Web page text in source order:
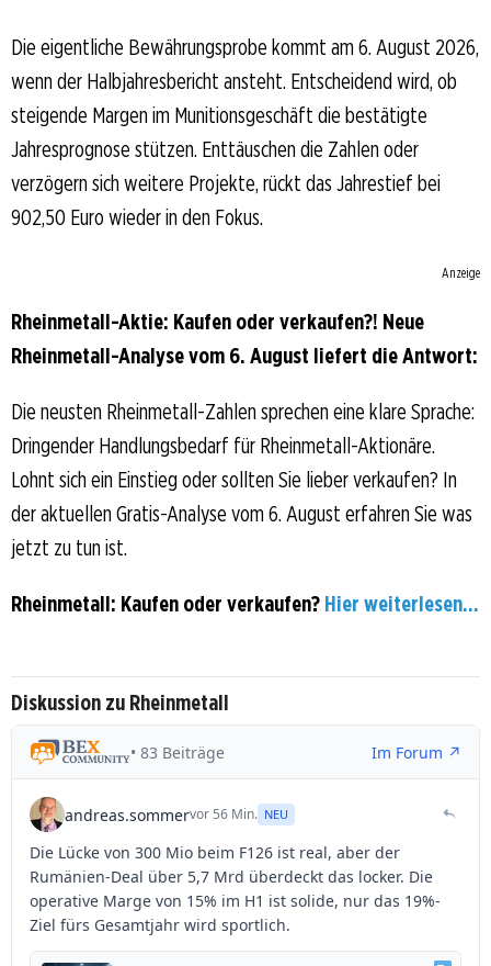
Die eigentliche Bewährungsprobe kommt am 6. August 2026,
wenn der Halbjahresbericht ansteht. Entscheidend wird, ob
steigende Margen im Munitionsgeschäft die bestätigte
Jahresprognose stützen. Enttäuschen die Zahlen oder
verzögern sich weitere Projekte, rückt das Jahrestief bei
902,50 Euro wieder in den Fokus.
Anzeige
Rheinmetall-Aktie: Kaufen oder verkaufen?! Neue
Rheinmetall-Analyse vom 6. August liefert die Antwort:
Die neusten Rheinmetall-Zahlen sprechen eine klare Sprache:
Dringender Handlungsbedarf für Rheinmetall-Aktionäre.
Lohnt sich ein Einstieg oder sollten Sie lieber verkaufen? In
der aktuellen Gratis-Analyse vom 6. August erfahren Sie was
jetzt zu tun ist.
Rheinmetall: Kaufen oder verkaufen? Hier weiterlesen...
Diskussion zu Rheinmetall